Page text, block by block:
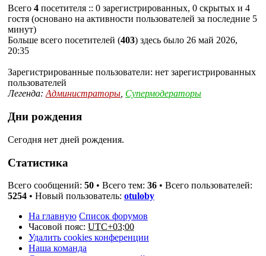
Всего 4 посетителя :: 0 зарегистрированных, 0 скрытых и 4
гостя (основано на активности пользователей за последние 5
минут)
Больше всего посетителей (403) здесь было 26 май 2026,
20:35
Зарегистрированные пользователи: нет зарегистрированных
пользователей
Легенда:Администраторы, Супермодераторы
Дни рождения
Сегодня нет дней рождения.
Статистика
Всего сообщений: 50 • Всего тем: 36 • Всего пользователей:
5254 • Новый пользователь: otuloby
На главную Список форумов
Часовой пояс: UTC+03:00
Удалить cookies конференции
Наша команда